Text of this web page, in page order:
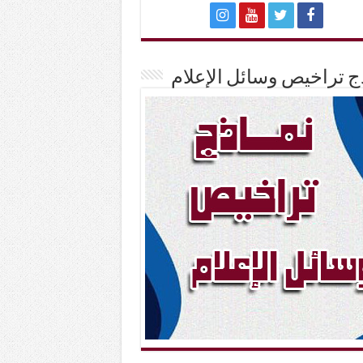
تراخيص وسائل الإعلام